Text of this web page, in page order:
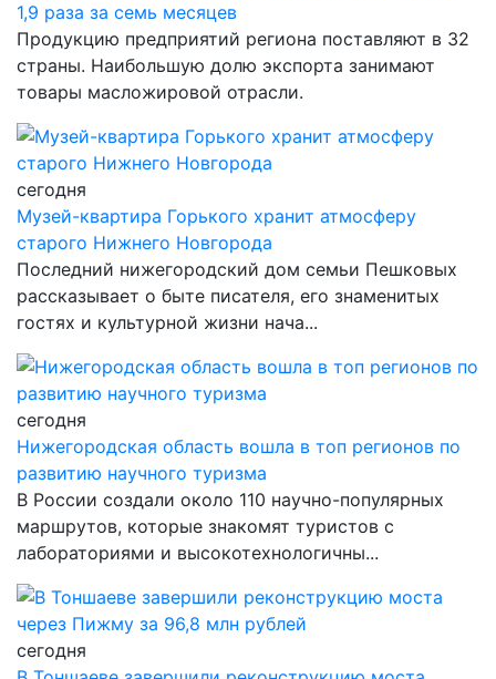
1,9 раза за семь месяцев
Продукцию предприятий региона поставляют в 32
страны. Наибольшую долю экспорта занимают
товары масложировой отрасли.
сегодня
Музей-квартира Горького хранит атмосферу
старого Нижнего Новгорода
Последний нижегородский дом семьи Пешковых
рассказывает о быте писателя, его знаменитых
гостях и культурной жизни нача...
сегодня
Нижегородская область вошла в топ регионов по
развитию научного туризма
В России создали около 110 научно-популярных
маршрутов, которые знакомят туристов с
лабораториями и высокотехнологичны...
сегодня